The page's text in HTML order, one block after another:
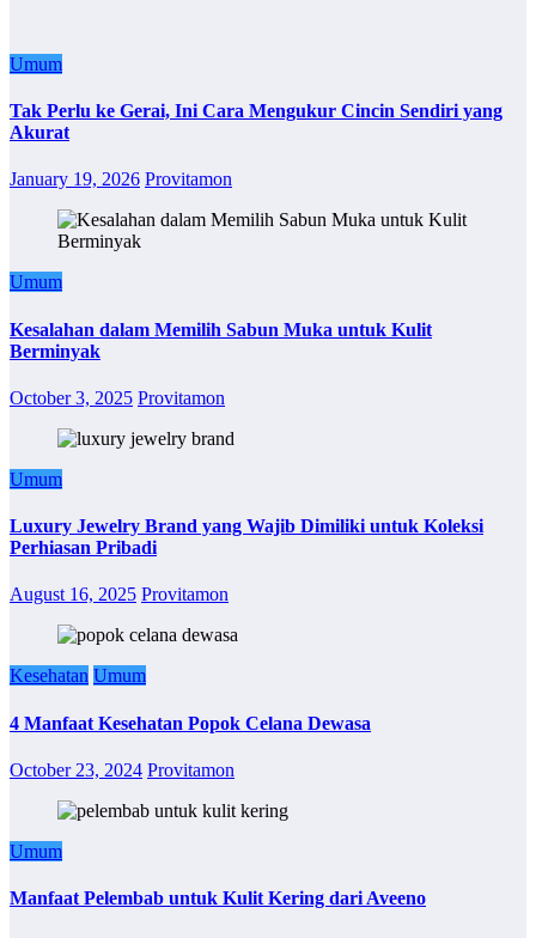
Umum
Tak Perlu ke Gerai, Ini Cara Mengukur Cincin Sendiri yang
Akurat
January 19, 2026 Provitamon
Umum
Kesalahan dalam Memilih Sabun Muka untuk Kulit
Berminyak
October 3, 2025 Provitamon
Umum
Luxury Jewelry Brand yang Wajib Dimiliki untuk Koleksi
Perhiasan Pribadi
August 16, 2025 Provitamon
Kesehatan Umum
4 Manfaat Kesehatan Popok Celana Dewasa
October 23, 2024 Provitamon
Umum
Manfaat Pelembab untuk Kulit Kering dari Aveeno